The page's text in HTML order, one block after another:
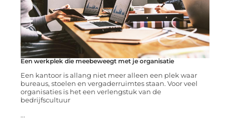
Een werkplek die meebeweegt met je organisatie
Een kantoor is allang niet meer alleen een plek waar
bureaus, stoelen en vergaderruimtes staan. Voor veel
organisaties is het een verlengstuk van de
bedrijfscultuur
...